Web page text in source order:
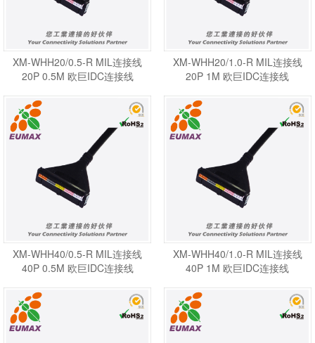
XM-WHH20/0.5-R MIL连接线
20P 0.5M 欧巨IDC连接线
XM-WHH20/1.0-R MIL连接线
20P 1M 欧巨IDC连接线
XM-WHH40/0.5-R MIL连接线
40P 0.5M 欧巨IDC连接线
XM-WHH40/1.0-R MIL连接线
40P 1M 欧巨IDC连接线